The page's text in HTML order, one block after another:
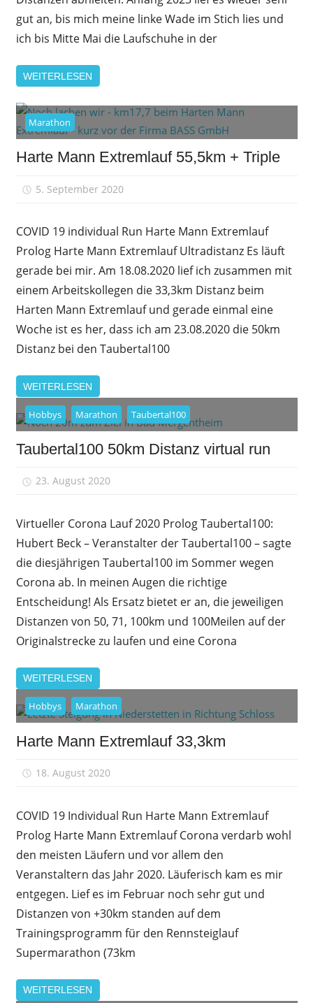
gut an, bis mich meine linke Wade im Stich lies und
ich bis Mitte Mai die Laufschuhe in der
WEITERLESEN
Marathon
Harte Mann Extremlauf 55,5km + Triple
5. September 2020
COVID 19 individual Run Harte Mann Extremlauf
Prolog Harte Mann Extremlauf Ultradistanz Es läuft
gerade bei mir. Am 18.08.2020 lief ich zusammen mit
einem Arbeitskollegen die 33,3km Distanz beim
Harten Mann Extremlauf und gerade einmal eine
Woche ist es her, dass ich am 23.08.2020 die 50km
Distanz bei den Taubertal100
WEITERLESEN
Hobbys Marathon Taubertal100
Taubertal100 50km Distanz virtual run
23. August 2020
Virtueller Corona Lauf 2020 Prolog Taubertal100:
Hubert Beck – Veranstalter der Taubertal100 – sagte
die diesjährigen Taubertal100 im Sommer wegen
Corona ab. In meinen Augen die richtige
Entscheidung! Als Ersatz bietet er an, die jeweiligen
Distanzen von 50, 71, 100km und 100Meilen auf der
Originalstrecke zu laufen und eine Corona
WEITERLESEN
Hobbys Marathon
Harte Mann Extremlauf 33,3km
18. August 2020
COVID 19 Individual Run Harte Mann Extremlauf
Prolog Harte Mann Extremlauf Corona verdarb wohl
den meisten Läufern und vor allem den
Veranstaltern das Jahr 2020. Läuferisch kam es mir
entgegen. Lief es im Februar noch sehr gut und
Distanzen von +30km standen auf dem
Trainingsprogramm für den Rennsteiglauf
Supermarathon (73km
WEITERLESEN